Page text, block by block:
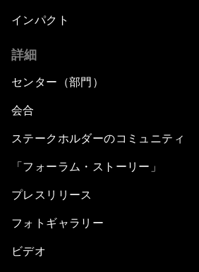
インパクト
詳細
センター（部門）
会合
ステークホルダーのコミュニティ
「フォーラム・ストーリー」
プレスリリース
フォトギャラリー
ビデオ